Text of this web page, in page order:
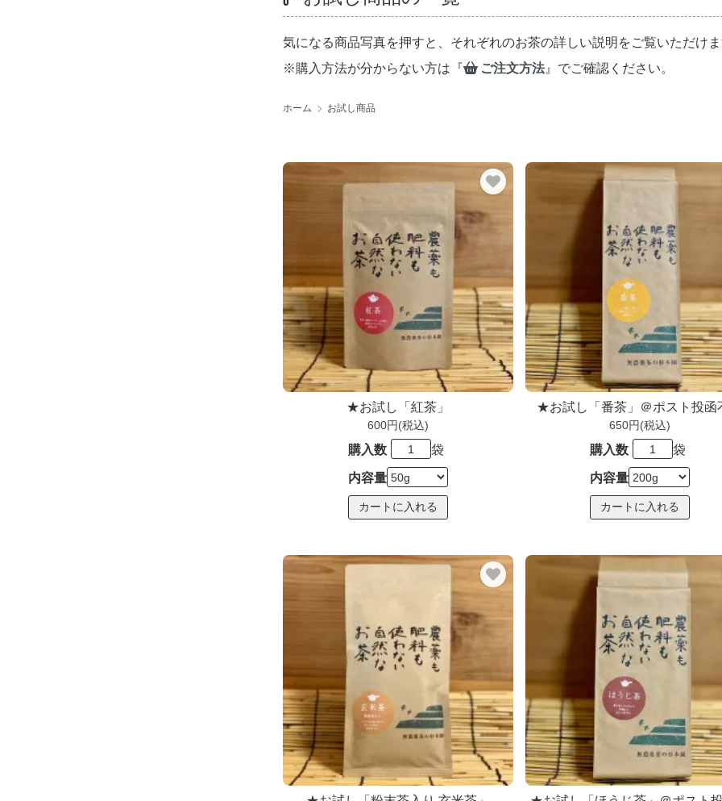
気になる商品写真を押すと、それぞれのお茶の詳しい説明をご覧いただけま
※購入方法が分からない方は『
ご注文方法 』でご確認ください。
ホーム お試し商品
★お試し「紅茶」
600円(税込)
購入数 袋
内容量
★お試し「番茶」＠ポスト投函
650円(税込)
購入数 袋
内容量